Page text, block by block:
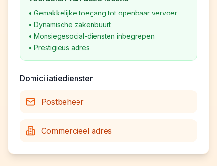
• Gemakkelijke toegang tot openbaar vervoer
• Dynamische zakenbuurt
• Monsiegesocial-diensten inbegrepen
• Prestigieus adres
Domiciliatiediensten
Postbeheer
Commercieel adres